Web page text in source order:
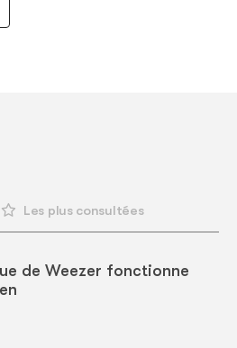
Les plus consultées
de Weezer fonctionne